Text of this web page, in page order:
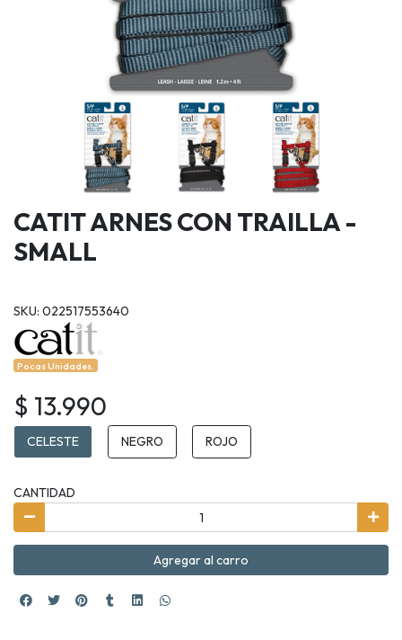
CATIT ARNES CON TRAILLA -
SMALL
SKU: 022517553640
Pocas Unidades.
$ 13.990
CELESTE NEGRO ROJO
CANTIDAD
Agregar al carro